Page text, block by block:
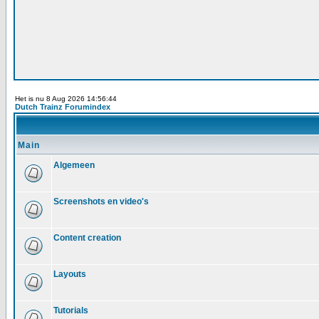
Het is nu 8 Aug 2026 14:56:44
Dutch Trainz Forumindex
Main
Algemeen
Screenshots en video's
Content creation
Layouts
Tutorials